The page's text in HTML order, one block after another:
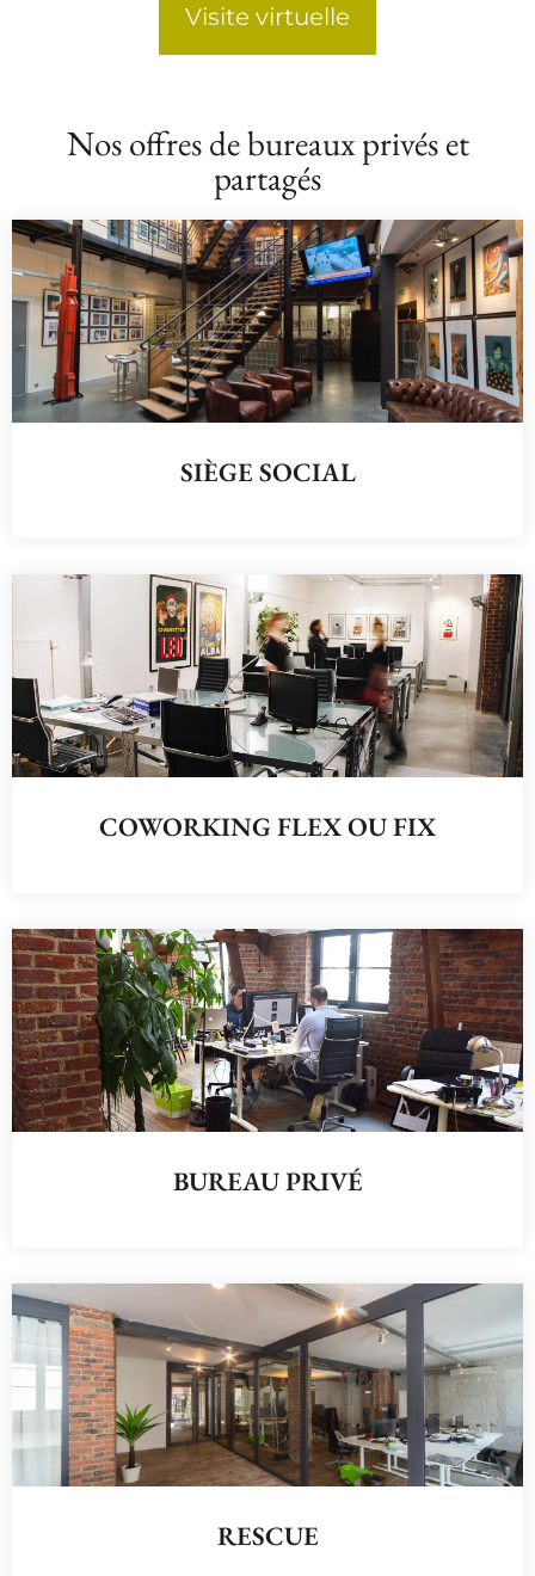
Visite virtuelle
Nos offres de bureaux privés et
partagés
SIÈGE SOCIAL
COWORKING FLEX OU FIX
BUREAU PRIVÉ
RESCUE